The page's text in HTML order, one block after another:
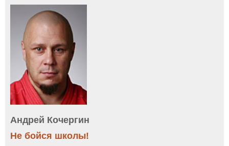
Андрей Кочергин
Не бойся школы!